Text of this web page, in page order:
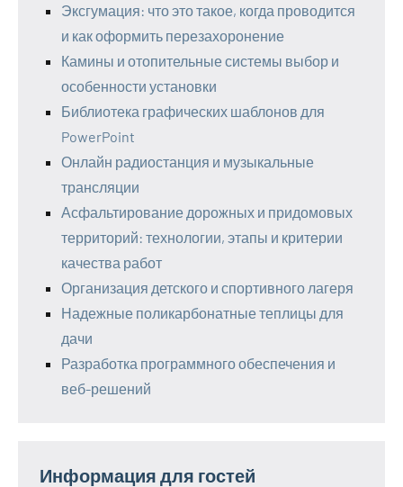
Эксгумация: что это такое, когда проводится
и как оформить перезахоронение
Камины и отопительные системы выбор и
особенности установки
Библиотека графических шаблонов для
PowerPoint
Онлайн радиостанция и музыкальные
трансляции
Асфальтирование дорожных и придомовых
территорий: технологии, этапы и критерии
качества работ
Организация детского и спортивного лагеря
Надежные поликарбонатные теплицы для
дачи
Разработка программного обеспечения и
веб-решений
Информация для гостей